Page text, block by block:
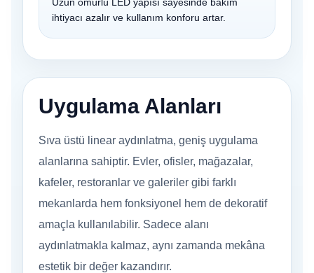
ihtiyacı azalır ve kullanım konforu artar.
Uygulama Alanları
Sıva üstü linear aydınlatma, geniş uygulama
alanlarına sahiptir. Evler, ofisler, mağazalar,
kafeler, restoranlar ve galeriler gibi farklı
mekanlarda hem fonksiyonel hem de dekoratif
amaçla kullanılabilir. Sadece alanı
aydınlatmakla kalmaz, aynı zamanda mekâna
estetik bir değer kazandırır.